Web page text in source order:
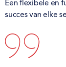
Een flexibele en
succes van elke